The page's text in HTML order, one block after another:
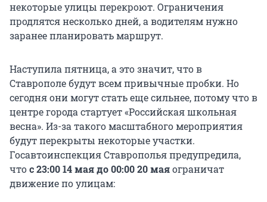
некоторые улицы перекроют. Ограничения
продлятся несколько дней, а водителям нужно
заранее планировать маршрут.
Наступила пятница, а это значит, что в
Ставрополе будут всем привычные пробки. Но
сегодня они могут стать еще сильнее, потому что в
центре города стартует «Российская школьная
весна». Из-за такого масштабного мероприятия
будут перекрыты некоторые участки.
Госавтоинспекция Ставрополья предупредила,
чтос 23:00 14 мая до 00:00 20 маяограничат
движение по улицам: